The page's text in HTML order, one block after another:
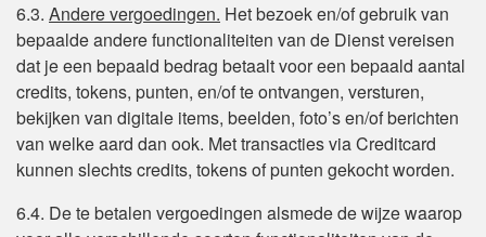
6.3. Andere vergoedingen. Het bezoek en/of gebruik van
bepaalde andere functionaliteiten van de Dienst vereisen
dat je een bepaald bedrag betaalt voor een bepaald aantal
credits, tokens, punten, en/of te ontvangen, versturen,
bekijken van digitale items, beelden, foto’s en/of berichten
van welke aard dan ook. Met transacties via Creditcard
kunnen slechts credits, tokens of punten gekocht worden.
6.4. De te betalen vergoedingen alsmede de wijze waarop